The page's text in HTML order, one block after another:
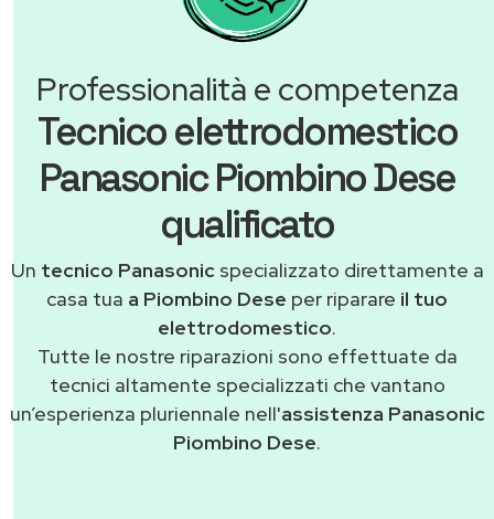
Professionalità e competenza
Tecnico elettrodomestico
Panasonic Piombino Dese
qualificato
Un tecnico Panasonicspecializzato direttamente a
casa tua a Piombino Dese per riparare il tuo
elettrodomestico.
Tutte le nostre riparazioni sono effettuate da
tecnici altamente specializzati che vantano
un’esperienza pluriennale nell'assistenza Panasonic
Piombino Dese.